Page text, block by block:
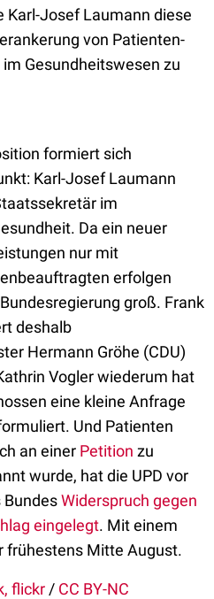
Josef Laumann diese
von Patienten-
Gesundheitswesen zu
formiert sich
Karl-Josef Laumann
im
Da ein neuer
nur mit
erfolgen
groß. Frank
deshalb
Hermann Gröhe (CDU)
Vogler wiederum hat
eine kleine Anfrage
Und Patienten
an einer Petition zu
wurde, hat die UPD vor
Widerspruch gegen
eingelegt. Mit einem
frühestens Mitte August.
flickr / CC BY-NC